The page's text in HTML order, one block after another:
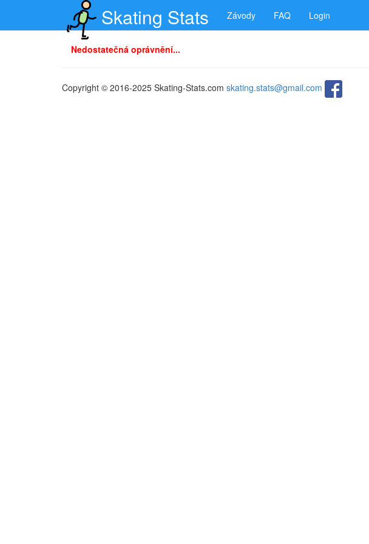
Skating Stats Závody FAQ Login
Nedostatečná oprávnění...
Copyright © 2016-2025 Skating-Stats.com skating.stats@gmail.com